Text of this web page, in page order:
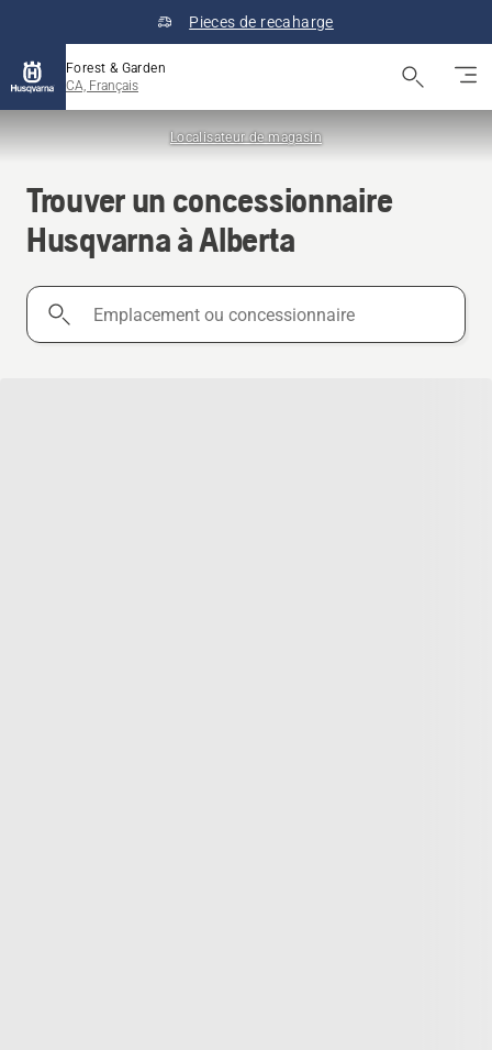
Pieces de recaharge
Forest & Garden
CA, Français
Localisateur de magasin
Trouver un concessionnaire
Husqvarna à Alberta
Emplacement